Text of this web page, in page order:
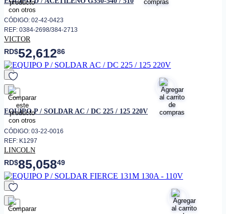
• Corriente de entrada máxima
• Compatibilidad con
generadores
• Permite extensiones
sobrecalentamiento, bajo voltaje,
con pantalla de alarma en panel
• Aplicación
Soldadura profesional industrial
CÓDIGO: 02-42-0423
REF: 0384-2698/384-2713
VICTOR
RD$52,61286
favorito
EQUIPO P / SOLDAR AC / DC 225 / 125 220V
CÓDIGO: 03-22-0016
REF: K1297
LINCOLN
RD$85,05849